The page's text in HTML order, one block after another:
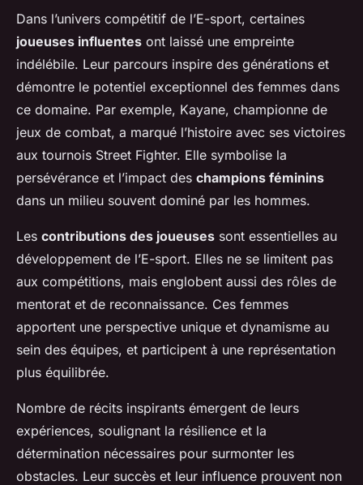
Dans l’univers compétitif de l’E-sport, certaines
joueuses influentes ont laissé une empreinte
indélébile. Leur parcours inspire des générations et
démontre le potentiel exceptionnel des femmes dans
ce domaine. Par exemple, Kayane, championne de
jeux de combat, a marqué l’histoire avec ses victoires
aux tournois Street Fighter. Elle symbolise la
persévérance et l’impact des champions féminins
dans un milieu souvent dominé par les hommes.
Les contributions des joueuses sont essentielles au
développement de l’E-sport. Elles ne se limitent pas
aux compétitions, mais englobent aussi des rôles de
mentorat et de reconnaissance. Ces femmes
apportent une perspective unique et dynamisme au
sein des équipes, et participent à une représentation
plus équilibrée.
Nombre de récits inspirants émergent de leurs
expériences, soulignant la résilience et la
détermination nécessaires pour surmonter les
obstacles. Leur succès et leur influence prouvent non